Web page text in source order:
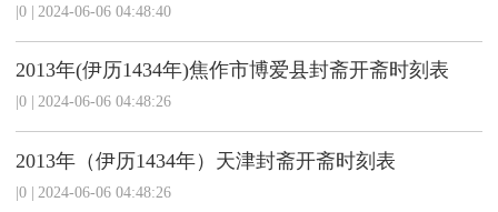
|0 | 2024-06-06 04:48:40
2013年(伊历1434年)焦作市博爱县封斋开斋时刻表
|0 | 2024-06-06 04:48:26
2013年（伊历1434年）天津封斋开斋时刻表
|0 | 2024-06-06 04:48:26